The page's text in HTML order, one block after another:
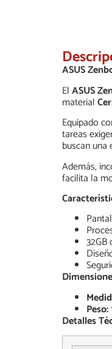
ASUS
ElASUS
material
Equipado
tareas
buscan una
Además,
facilita la
Peso:
Detalles